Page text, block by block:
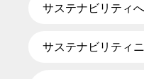
サステナビリティ
サステナビリティ